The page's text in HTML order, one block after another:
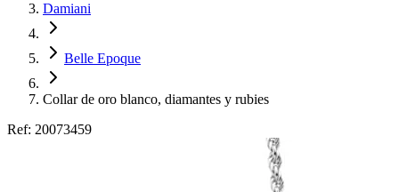
Damiani
Belle Epoque
Collar de oro blanco, diamantes y rubies
Ref: 20073459